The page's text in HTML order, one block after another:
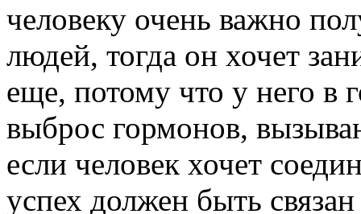
человеку очень важно
людей, тогда он хочет
еще, потому что у него в
выброс гормонов,
если человек хочет
успех должен быть